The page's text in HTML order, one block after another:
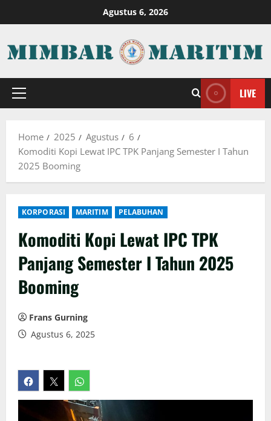
to
Agustus 6, 2026
Primary
LIVE
Home 2025 Agustus
6
Komoditi Kopi Lewat IPC TPK Panjang Semester I Tahun
2025 Booming
KORPORASI MARITIM PELABUHAN
Komoditi Kopi Lewat IPC TPK
Panjang Semester I Tahun 2025
Booming
Frans Gurning
Agustus 6, 2025